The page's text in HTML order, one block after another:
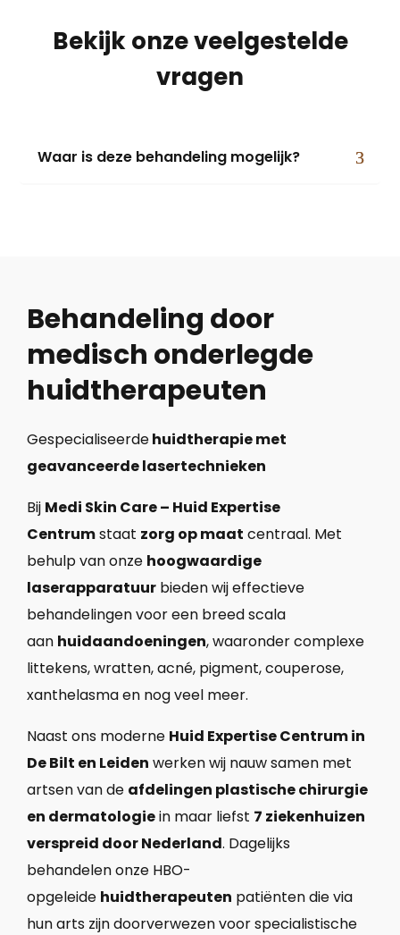
Bekijk onze veelgestelde
vragen
Waar is deze behandeling mogelijk?
Behandeling door
medisch onderlegde
huidtherapeuten
Gespecialiseerdehuidtherapie met
geavanceerde lasertechnieken
Bij Medi Skin Care – Huid Expertise
Centrumstaat zorg op maat centraal. Met
behulp van onze hoogwaardige
laserapparatuur bieden wij effectieve
behandelingen voor een breed scala
aan huidaandoeningen, waaronder complexe
littekens, wratten, acné, pigment, couperose,
xanthelasma en nog veel meer.
Naast ons moderne Huid Expertise Centrum in
De Bilt en Leiden werken wij nauw samen met
artsen van de afdelingen plastische chirurgie
en dermatologiein maar liefst 7 ziekenhuizen
verspreid door Nederland. Dagelijks
behandelen onze HBO-
opgeleide huidtherapeuten patiënten die via
hun arts zijn doorverwezen voor specialistische